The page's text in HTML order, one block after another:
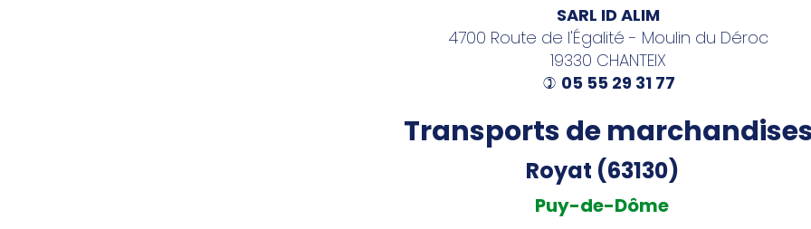
SARL ID ALIM
4700 Route de l'Égalité - Moulin du Déroc
19330 CHANTEIX
) 05 55 29 31 77
Transports de
Royat (63130)
Puy-de-Dôme